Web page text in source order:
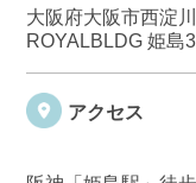
大阪府大阪市西淀
ROYALBLDG 姫島
アクセス